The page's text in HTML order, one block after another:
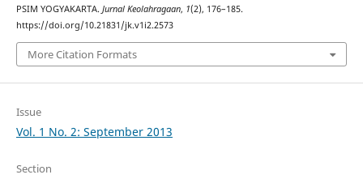
PSIM YOGYAKARTA. Jurnal Keolahragaan, 1(2), 176–185.
https://doi.org/10.21831/jk.v1i2.2573
More Citation Formats
Issue
Vol. 1 No. 2: September 2013
Section